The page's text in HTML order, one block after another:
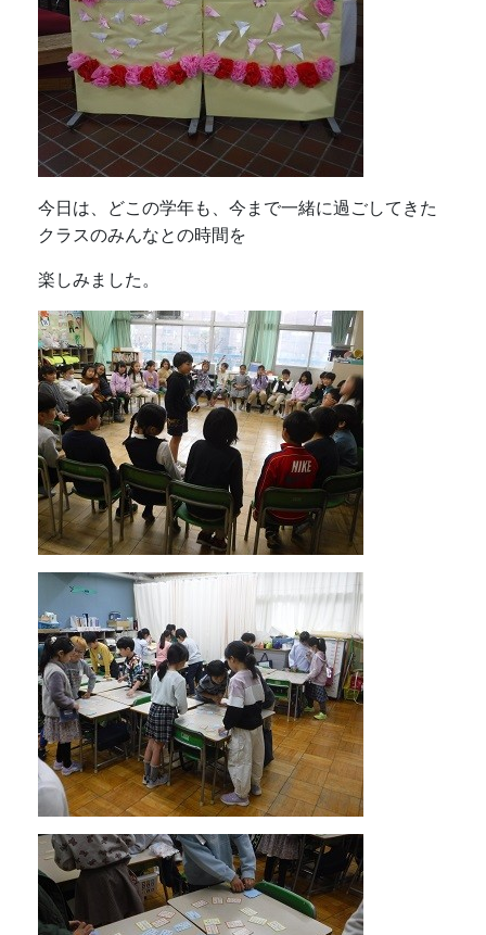
今日は、どこの学年も、今まで一緒に過ごしてきた
クラスのみんなとの時間を
楽しみました。